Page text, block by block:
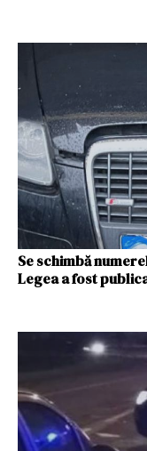
Se schimbă
Legea a fost